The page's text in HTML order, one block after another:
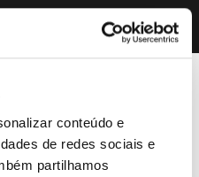
conteúdo e
de redes sociais e
partilhamos